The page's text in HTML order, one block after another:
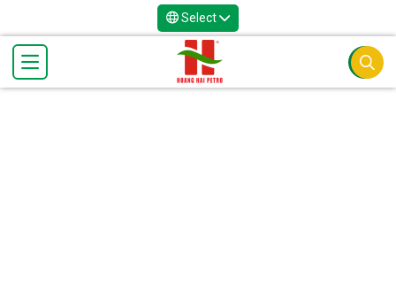
Select